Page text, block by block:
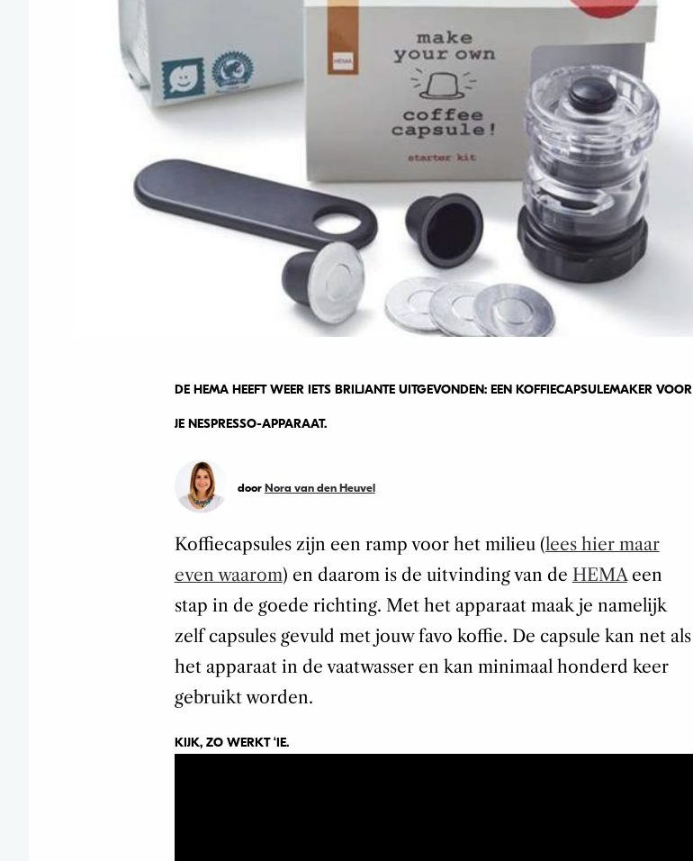
DE HEMA HEEFT WEER IETS BRILJANTE UITGEVONDEN: EEN KOFFIECAPSULEMAKER VOOR
JE NESPRESSO-APPARAAT.
door Nora van den Heuvel
Koffiecapsules zijn een ramp voor het milieu (lees hier maar
even waarom) en daarom is de uitvinding van de HEMAeen
stap in de goede richting. Met het apparaat maak je namelijk
zelf capsules gevuld met jouw favo koffie. De capsule kan net als
het apparaat in de vaatwasser en kan minimaal honderd keer
gebruikt worden.
KIJK, ZO WERKT ‘IE.